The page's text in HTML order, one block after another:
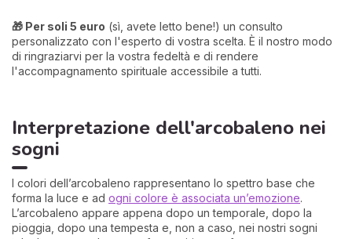
🎁 Per soli 5 euro (sì, avete letto bene!) un consulto
personalizzato con l'esperto di vostra scelta. È il nostro modo
di ringraziarvi per la vostra fedeltà e di rendere
l'accompagnamento spirituale accessibile a tutti.
Interpretazione dell'arcobaleno nei
sogni
I colori dell’arcobaleno rappresentano lo spettro base che
forma la luce e ad ogni colore è associata un’emozione.
L’arcobaleno appare appena dopo un temporale, dopo la
pioggia, dopo una tempesta e, non a caso, nei nostri sogni